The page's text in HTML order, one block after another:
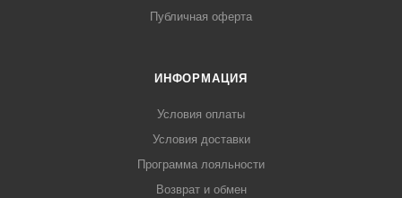
Публичная оферта
ИНФОРМАЦИЯ
Условия оплаты
Условия доставки
Программа лояльности
Возврат и обмен